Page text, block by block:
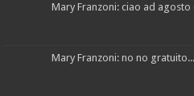
Mary Franzoni: ciao ad agosto
Mary Franzoni: no no gratuito...